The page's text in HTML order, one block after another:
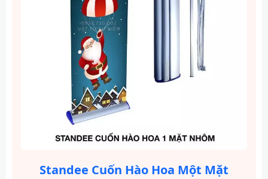
Standee Cuốn Hào Hoa Một Mặt